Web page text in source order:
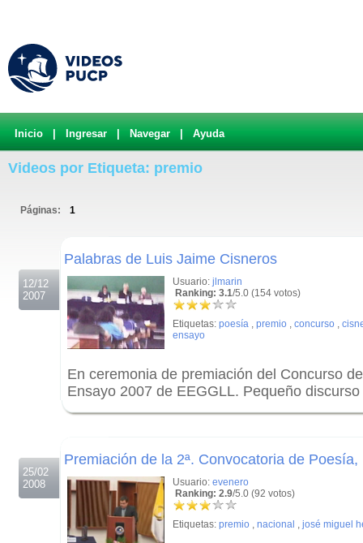
Inicio Ingresar Navegar Ayuda
Videos por Etiqueta: premio
Páginas: 1
12/12
2007
Palabras de Luis Jaime Cisneros
Usuario: jlmarin
Ranking: 3.1/5.0 (154 votos)
Etiquetas: poesía , premio , concurso ,
ensayo
En ceremonia de premiación del Concurso
Ensayo 2007 de EEGGLL. Pequeño
25/02
2008
Premiación de la 2ª. Convocatoria de
Usuario: evenero
Ranking: 2.9/5.0 (92 votos)
Etiquetas: premio , nacional , josé miguel